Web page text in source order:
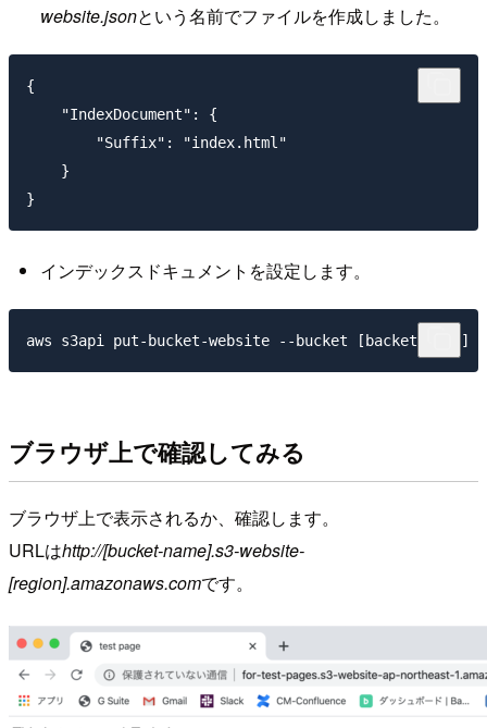
website.jsonという名前でファイルを作成しました。
{
    "IndexDocument": {
        "Suffix": "index.html"
    }
インデックスドキュメントを設定します。
aws s3api put-bucket-website --bucket [backet-
ブラウザ上で確認してみる
ブラウザ上で表示されるか、確認します。
URLはhttp://[bucket-name].s3-website-
[region].amazonaws.comです。